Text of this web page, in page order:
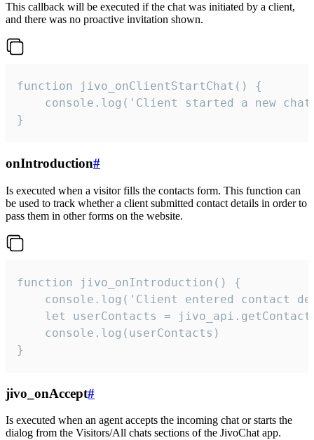
This callback will be executed if the chat was initiated by a client,
and there was no proactive invitation shown.
function jivo_onClientStartChat() {
console.log('Client started a new
}
onIntroduction#
Is executed when a visitor fills the contacts form. This function can
be used to track whether a client submitted contact details in order to
pass them in other forms on the website.
function jivo_onIntroduction() {
console.log('Client entered contact
let userContacts =
    console.log(userContacts)
}
jivo_onAccept#
Is executed when an agent accepts the incoming chat or starts the
dialog from the Visitors/All chats sections of the JivoChat app.